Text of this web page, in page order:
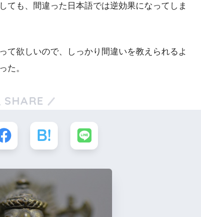
ても、間違った日本語では逆効果になってしま
て欲しいので、しっかり間違いを教えられるよ
た。
SHARE